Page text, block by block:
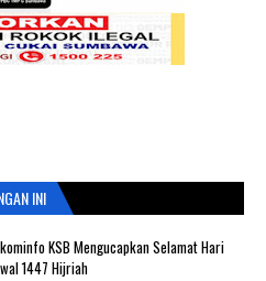
INI
KSB Mengucapkan Selamat Hari
1447 Hijriah